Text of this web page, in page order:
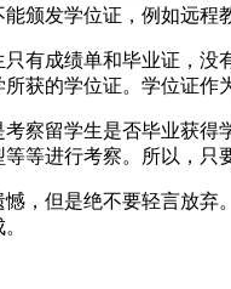
颁发学位证，例如远程
有成绩单和毕业证，
获的学位证。学位证作
察留学生是否毕业获
等进行考察。所以，只
，但是绝不要轻言放弃